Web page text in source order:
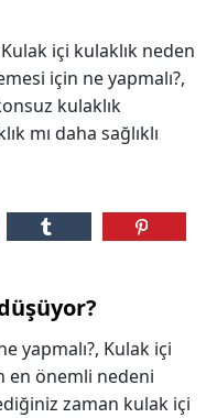
içi kulaklık neden
için ne yapmalı?,
kulaklık
mı daha sağlıklı
yapmalı?, Kulak içi
en önemli nedeni
zaman kulak içi